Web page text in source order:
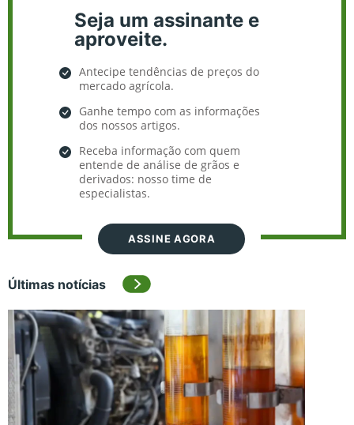
Seja um assinante e
aproveite.
Antecipe tendências de preços do
mercado agrícola.
Ganhe tempo com as informações
dos nossos artigos.
Receba informação com quem
entende de análise de grãos e
derivados: nosso time de
especialistas.
ASSINE AGORA
Últimas notícias